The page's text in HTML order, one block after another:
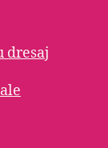
dresaj